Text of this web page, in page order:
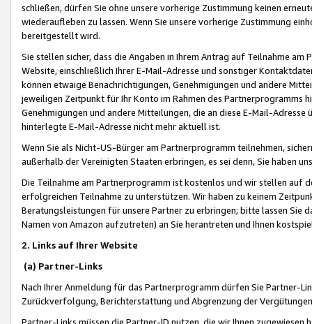
schließen, dürfen Sie ohne unsere vorherige Zustimmung keinen
wiederaufleben zu lassen. Wenn Sie unsere vorherige Zustimmung
bereitgestellt wird.
Sie stellen sicher, dass die Angaben in Ihrem Antrag auf Teilnahme
Website, einschließlich Ihrer E-Mail-Adresse und sonstiger
können etwaige Benachrichtigungen, Genehmigungen und andere
jeweiligen Zeitpunkt für Ihr Konto im Rahmen des Partnerprogramms
Genehmigungen und andere Mitteilungen, die an diese E-Mail-
hinterlegte E-Mail-Adresse nicht mehr aktuell ist.
Wenn Sie als Nicht-US-Bürger am Partnerprogramm teilnehmen,
außerhalb der Vereinigten Staaten erbringen, es sei denn, Sie haben
Die Teilnahme am Partnerprogramm ist kostenlos und wir stellen auf
erfolgreichen Teilnahme zu unterstützen. Wir haben zu keinem
Beratungsleistungen für unsere Partner zu erbringen; bitte lassen Sie
Namen von Amazon aufzutreten) an Sie herantreten und Ihnen
2. Links auf Ihrer Website
(a) Partner-Links
Nach Ihrer Anmeldung für das Partnerprogramm dürfen Sie Partner-
Zurückverfolgung, Berichterstattung und Abgrenzung der
Partner-Links müssen die Partner-ID nutzen, die wir Ihnen zugewiesen